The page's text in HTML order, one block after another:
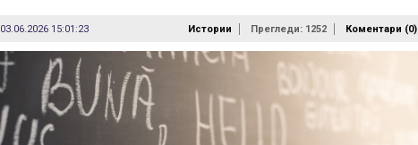
03.06.2026 15:01:23 Истории Прегледи: 1252 Коментари (0)